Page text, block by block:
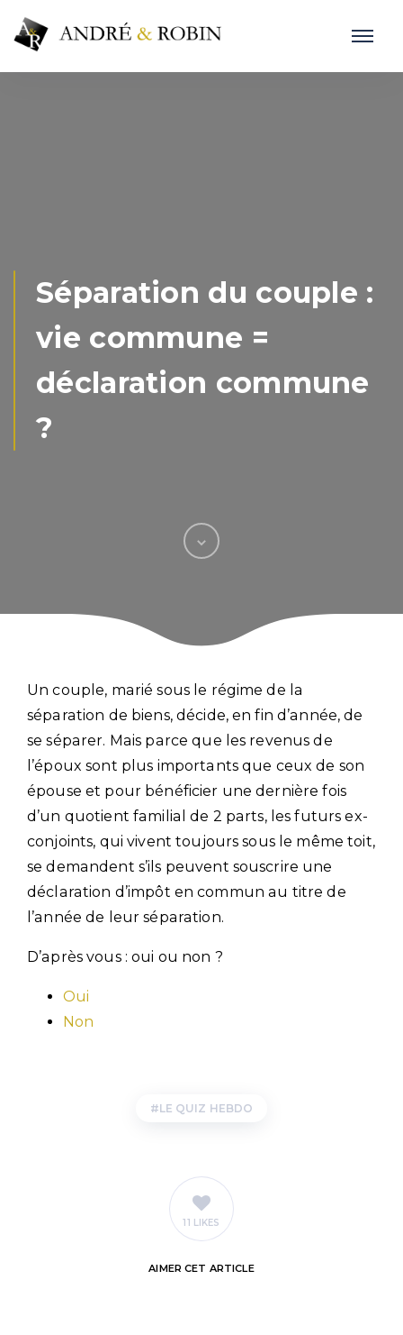
Séparation du couple :
vie commune =
déclaration commune
?
Un couple, marié sous le régime de la
séparation de biens, décide, en fin d’année, de
se séparer. Mais parce que les revenus de
l’époux sont plus importants que ceux de son
épouse et pour bénéficier une dernière fois
d’un quotient familial de 2 parts, les futurs ex-
conjoints, qui vivent toujours sous le même toit,
se demandent s’ils peuvent souscrire une
déclaration d’impôt en commun au titre de
l’année de leur séparation.
D’après vous : oui ou non ?
Oui
Non
LE QUIZ HEBDO
11 LIKES
AIMER CET ARTICLE